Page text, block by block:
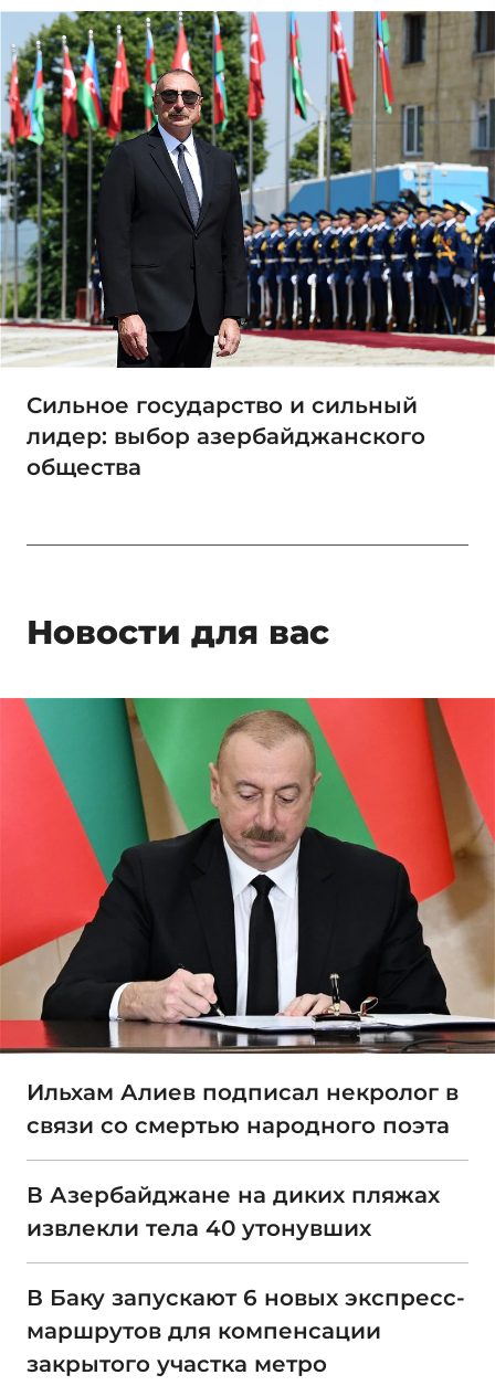
Сильное государство и сильный
лидер: выбор азербайджанского
общества
Новости для вас
Ильхам Алиев подписал некролог в
связи со смертью народного поэта
В Азербайджане на диких пляжах
извлекли тела 40 утонувших
В Баку запускают 6 новых экспресс-
маршрутов для компенсации
закрытого участка метро